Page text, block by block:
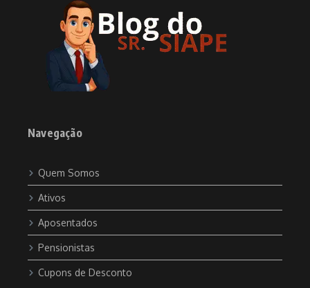
Navegação
Quem Somos
Ativos
Aposentados
Pensionistas
Cupons de Desconto